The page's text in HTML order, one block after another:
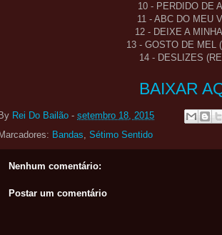
10 - PERDIDO DE
11 - ABC DO MEU
12 - DEIXE A
13 - GOSTO DE MEL
14 - DESLIZES
BAIXAR
By Rei Do Bailão - setembro 18, 2015
Marcadores: Bandas, Sétimo Sentido
Nenhum comentário:
Postar um comentário